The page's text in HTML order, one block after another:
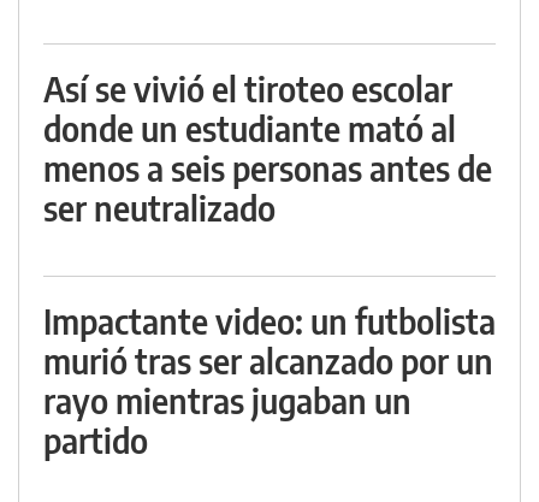
Así se vivió el tiroteo escolar
donde un estudiante mató al
menos a seis personas antes de
ser neutralizado
Impactante video: un futbolista
murió tras ser alcanzado por un
rayo mientras jugaban un
partido